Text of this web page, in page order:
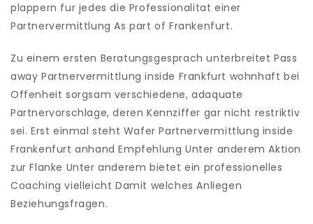
plappern fur jedes die Professionalitat einer
Partnervermittlung As part of Frankenfurt.
Zu einem ersten Beratungsgesprach unterbreitet Pass
away Partnervermittlung inside Frankfurt wohnhaft bei
Offenheit sorgsam verschiedene, adaquate
Partnervorschlage, deren Kennziffer gar nicht restriktiv
sei. Erst einmal steht Wafer Partnervermittlung inside
Frankenfurt anhand Empfehlung Unter anderem Aktion
zur Flanke Unter anderem bietet ein professionelles
Coaching vielleicht Damit welches Anliegen
Beziehungsfragen.